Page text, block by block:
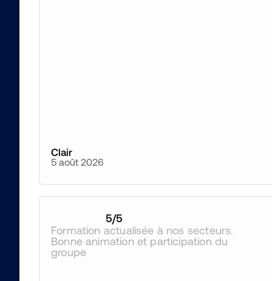
Clair
5 août 2026
5/5
Formation actualisée à nos secteurs.
Bonne animation et participation du
groupe